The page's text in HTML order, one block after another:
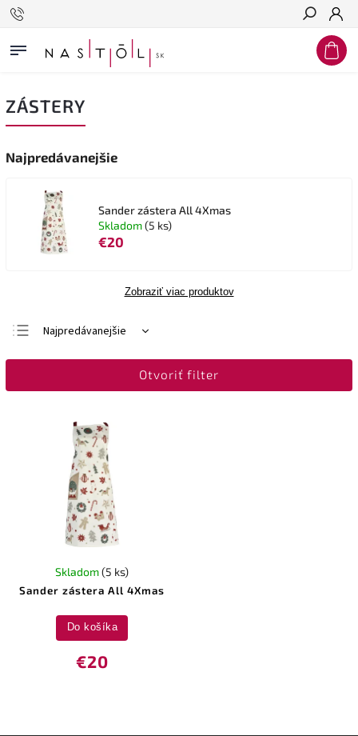
Hľadať
ZÁSTERY
Najpredávanejšie
Sander zástera All 4Xmas
Skladom(5 ks)
€20
Zobraziť viac produktov
Najlacnejšie
Najpredávanejšie
Otvoriť filter
Sander zástera All 4Xmas
Skladom(5 ks)
€20
Do košíka